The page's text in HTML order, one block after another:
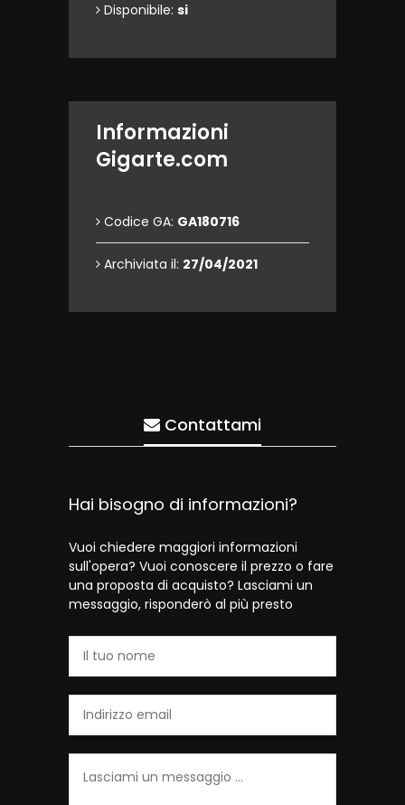
Disponibile: si
Informazioni
Gigarte.com
Codice GA: GA180716
Archiviata il: 27/04/2021
Contattami
Hai bisogno di informazioni?
Vuoi chiedere maggiori informazioni
sull'opera? Vuoi conoscere il prezzo o fare
una proposta di acquisto? Lasciami un
messaggio, risponderò al più presto